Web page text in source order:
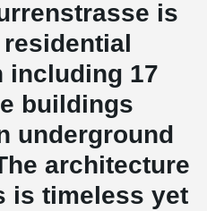
is
including 17
buildings
underground
architecture
is timeless yet